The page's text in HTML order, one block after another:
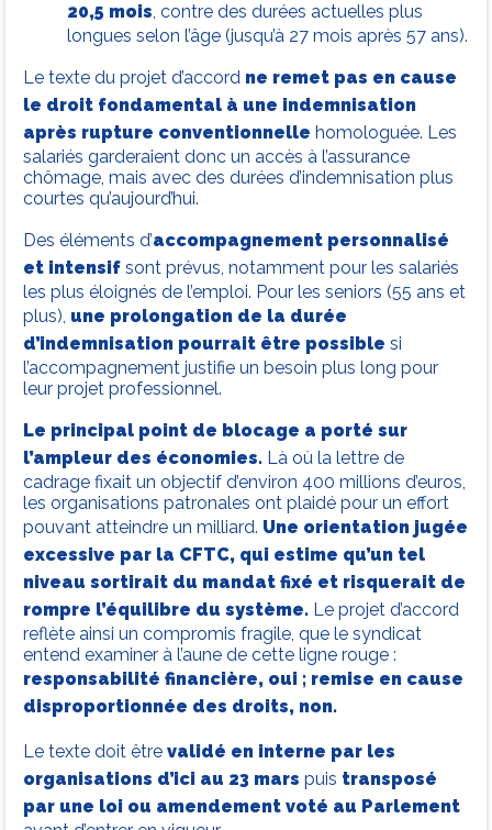
20,5 mois, contre des durées actuelles plus
longues selon l’âge (jusqu’à 27 mois après 57 ans).
Le texte du projet d’accord ne remet pas en cause
le droit fondamental à une indemnisation
après rupture conventionnelle homologuée. Les
salariés garderaient donc un accès à l’assurance
chômage, mais avec des durées d’indemnisation plus
courtes qu’aujourd’hui.
Des éléments d’accompagnement personnalisé
et intensif sont prévus, notamment pour les salariés
les plus éloignés de l’emploi. Pour les seniors (55 ans et
plus), une prolongation de la durée
d’indemnisation pourrait être possible si
l’accompagnement justifie un besoin plus long pour
leur projet professionnel.
Le principal point de blocage a porté sur
l’ampleur des économies. Là où la lettre de
cadrage fixait un objectif d’environ 400 millions d’euros,
les organisations patronales ont plaidé pour un effort
pouvant atteindre un milliard. Une orientation jugée
excessive par la CFTC, qui estime qu’un tel
niveau sortirait du mandat fixé et risquerait de
rompre l’équilibre du système. Le projet d’accord
reflète ainsi un compromis fragile, que le syndicat
entend examiner à l’aune de cette ligne rouge :
responsabilité financière, oui ; remise en cause
disproportionnée des droits, non.
Le texte doit être validé en interne par les
organisations d’ici au 23 mars puis transposé
par une loi ou amendement voté au Parlement